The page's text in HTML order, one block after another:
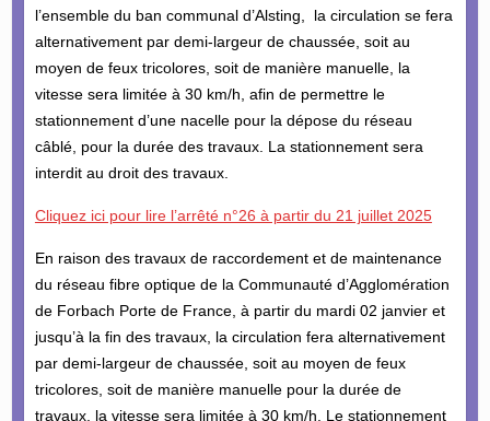
l’ensemble du ban communal d’Alsting, la circulation se fera
alternativement par demi-largeur de chaussée, soit au
moyen de feux tricolores, soit de manière manuelle, la
vitesse sera limitée à 30 km/h, afin de permettre le
stationnement d’une nacelle pour la dépose du réseau
câblé, pour la durée des travaux. La stationnement sera
interdit au droit des travaux.
Cliquez ici pour lire l’arrêté n°26 à partir du 21 juillet 2025
En raison des travaux de raccordement et de maintenance
du réseau fibre optique de la Communauté d’Agglomération
de Forbach Porte de France, à partir du mardi 02 janvier et
jusqu’à la fin des travaux, la circulation fera alternativement
par demi-largeur de chaussée, soit au moyen de feux
tricolores, soit de manière manuelle pour la durée de
travaux, la vitesse sera limitée à 30 km/h. Le stationnement